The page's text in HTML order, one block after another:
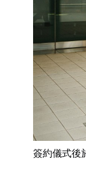
簽約儀式後